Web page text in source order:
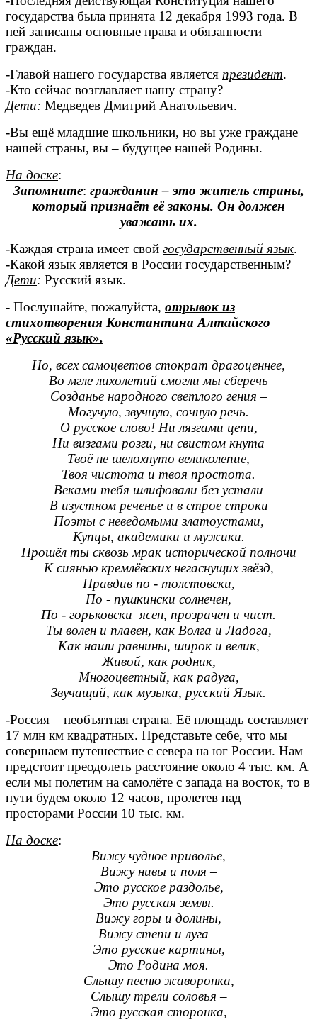
государства была принята 12 декабря 1993 года. В
ней записаны основные права и обязанности
граждан.
-Главой нашего государства является президент.
-Кто сейчас возглавляет нашу страну?
Дети: Медведев Дмитрий Анатольевич.
-Вы ещё младшие школьники, но вы уже граждане
нашей страны, вы – будущее нашей Родины.
На доске:
Запомните: гражданин – это житель страны,
который признаёт её законы. Он должен
уважать их.
-Каждая страна имеет свой государственный язык.
-Какой язык является в России государственным?
Дети: Русский язык.
- Послушайте, пожалуйста, отрывок из
стихотворения Константина Алтайского
«Русский язык».
Но, всех самоцветов стократ драгоценнее,
Во мгле лихолетий смогли мы сберечь
Созданье народного светлого гения –
Могучую, звучную, сочную речь.
О русское слово! Ни лязгами цепи,
Ни визгами розги, ни свистом кнута
Твоё не шелохнуто великолепие,
Твоя чистота и твоя простота.
Веками тебя шлифовали без устали
В изустном реченье и в строе строки
Поэты с неведомыми златоустами,
Купцы, академики и мужики.
Прошёл ты сквозь мрак исторической полночи
К сиянью кремлёвских негаснущих звёзд,
Правдив по - толстовски,
По - пушкински солнечен,
По - горьковски ясен, прозрачен и чист.
Ты волен и плавен, как Волга и Ладога,
Как наши равнины, широк и велик,
Живой, как родник,
Многоцветный, как радуга,
Звучащий, как музыка, русский Язык.
-Россия – необъятная страна. Её площадь составляет
17 млн км квадратных. Представьте себе, что мы
совершаем путешествие с севера на юг России. Нам
предстоит преодолеть расстояние около 4 тыс. км. А
если мы полетим на самолёте с запада на восток, то в
пути будем около 12 часов, пролетев над
просторами России 10 тыс. км.
На доске:
Вижу чудное приволье,
Вижу нивы и поля –
Это русское раздолье,
Это русская земля.
Вижу горы и долины,
Вижу степи и луга –
Это русские картины,
Это Родина моя.
Слышу песню жаворонка,
Слышу трели соловья –
Это русская сторонка,